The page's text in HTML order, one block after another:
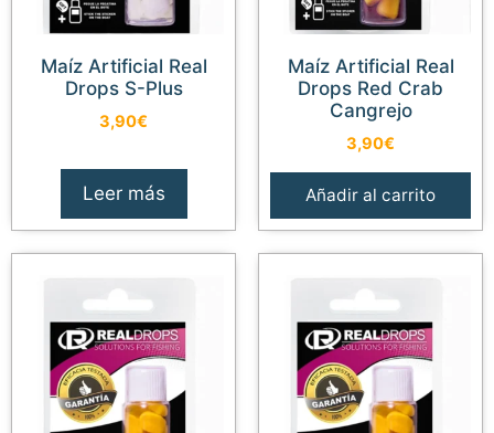
Maíz Artificial Real
Drops S-Plus
3,90€
Leer más
Maíz Artificial Real
Drops Red Crab
Cangrejo
3,90€
Añadir al carrito